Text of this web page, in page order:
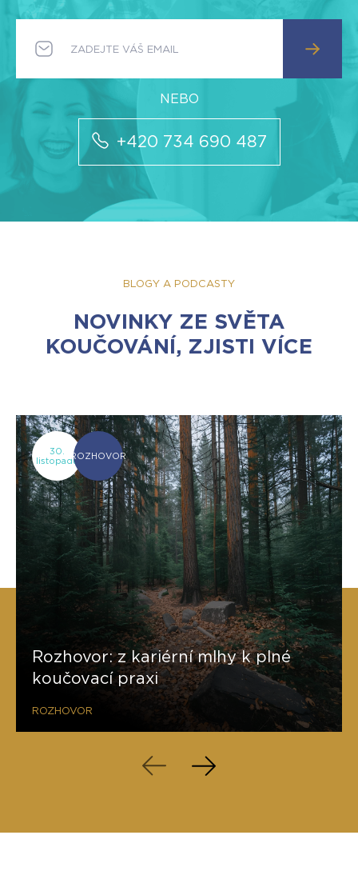
+420 734 690 487
BLOGY A PODCASTY
NOVINKY ZE SVĚTA
KOUČOVÁNÍ, ZJISTI VÍCE
30.
listopaduROZHOVOR
Rozhovor: z kariérní mlhy k plné
koučovací praxi
ROZHOVOR